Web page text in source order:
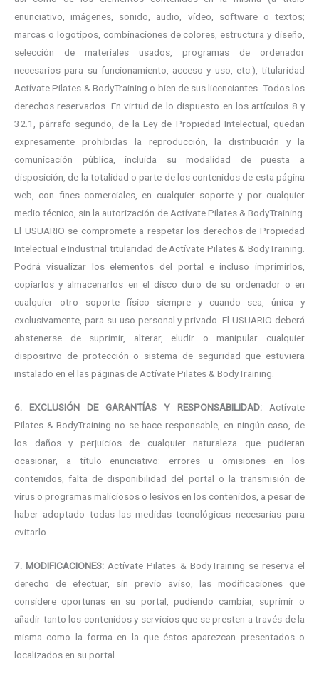
enunciativo, imágenes, sonido, audio, vídeo, software o textos;
marcas o logotipos, combinaciones de colores, estructura y diseño,
selección de materiales usados, programas de ordenador
necesarios para su funcionamiento, acceso y uso, etc.), titularidad
Actívate Pilates & BodyTraining o bien de sus licenciantes. Todos los
derechos reservados. En virtud de lo dispuesto en los artículos 8 y
32.1, párrafo segundo, de la Ley de Propiedad Intelectual, quedan
expresamente prohibidas la reproducción, la distribución y la
comunicación pública, incluida su modalidad de puesta a
disposición, de la totalidad o parte de los contenidos de esta página
web, con fines comerciales, en cualquier soporte y por cualquier
medio técnico, sin la autorización de Actívate Pilates & BodyTraining.
El USUARIO se compromete a respetar los derechos de Propiedad
Intelectual e Industrial titularidad de Actívate Pilates & BodyTraining.
Podrá visualizar los elementos del portal e incluso imprimirlos,
copiarlos y almacenarlos en el disco duro de su ordenador o en
cualquier otro soporte físico siempre y cuando sea, única y
exclusivamente, para su uso personal y privado. El USUARIO deberá
abstenerse de suprimir, alterar, eludir o manipular cualquier
dispositivo de protección o sistema de seguridad que estuviera
instalado en el las páginas de Actívate Pilates & BodyTraining.
6. EXCLUSIÓN DE GARANTÍAS Y RESPONSABILIDAD: Actívate
Pilates & BodyTraining no se hace responsable, en ningún caso, de
los daños y perjuicios de cualquier naturaleza que pudieran
ocasionar, a título enunciativo: errores u omisiones en los
contenidos, falta de disponibilidad del portal o la transmisión de
virus o programas maliciosos o lesivos en los contenidos, a pesar de
haber adoptado todas las medidas tecnológicas necesarias para
evitarlo.
7. MODIFICACIONES: Actívate Pilates & BodyTraining se reserva el
derecho de efectuar, sin previo aviso, las modificaciones que
considere oportunas en su portal, pudiendo cambiar, suprimir o
añadir tanto los contenidos y servicios que se presten a través de la
misma como la forma en la que éstos aparezcan presentados o
localizados en su portal.